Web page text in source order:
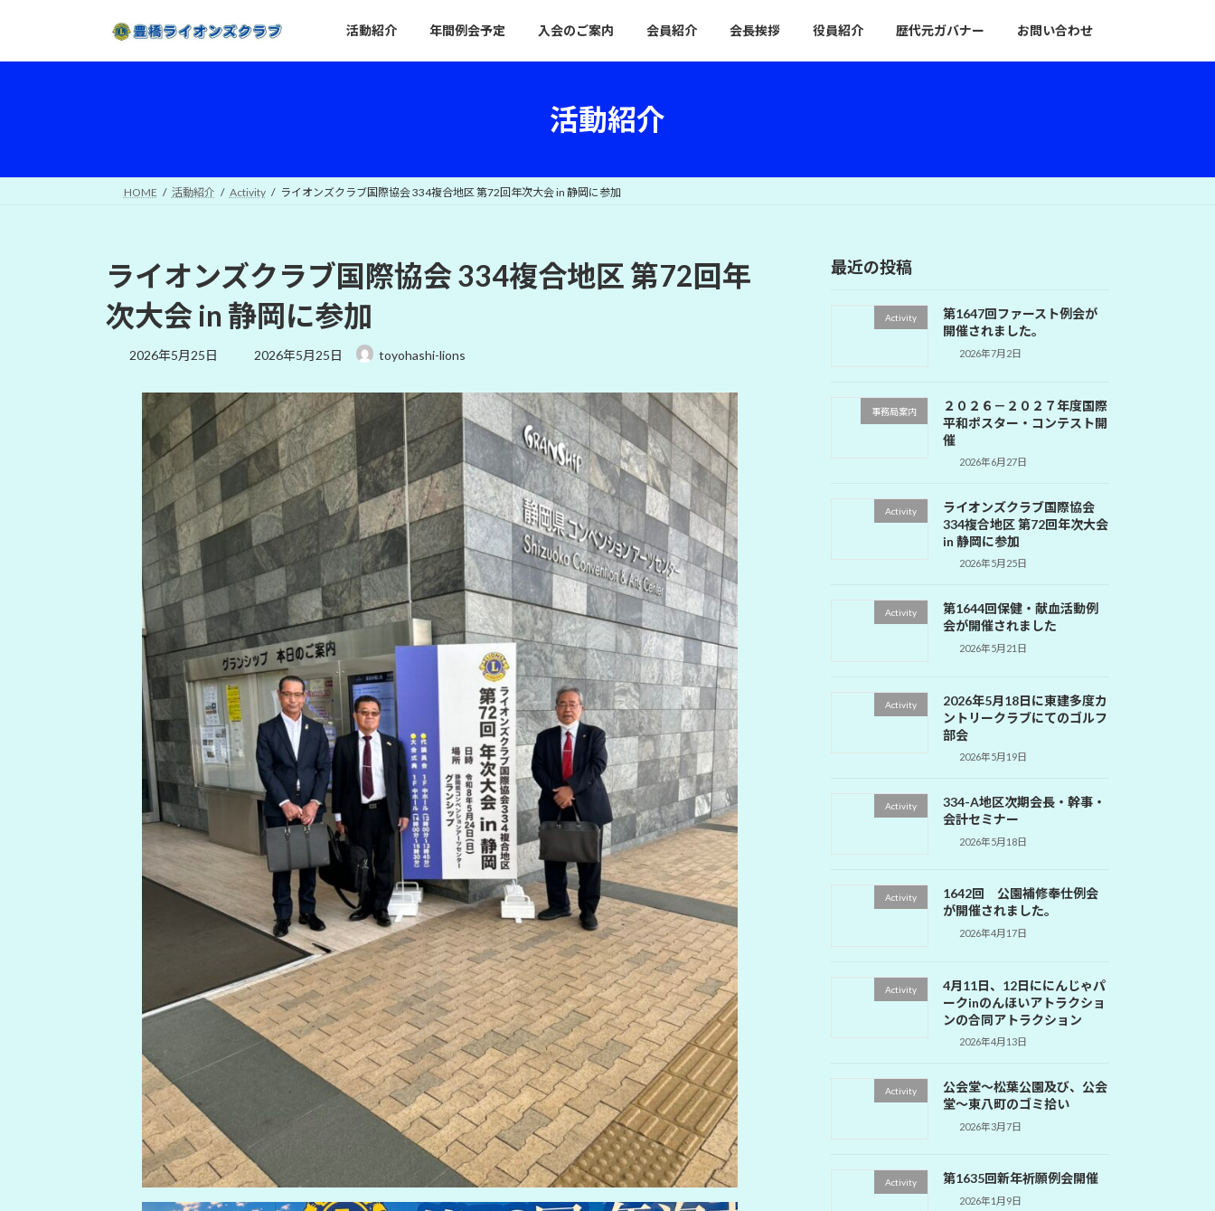
活動紹介 年間例会予定 入会のご案内 会員紹介 会長挨拶 役員紹介 歴代元ガバナー お問い合わせ
活動紹介
HOME 活動紹介 Activity ライオンズクラブ国際協会 334複合地区 第72回年次大会 in 静岡に参加
ライオンズクラブ国際協会 334複合地区 第72回年
次大会 in 静岡に参加
2026年5月25日
最
日
時
:
2026年5月25日 toyohashi-lions
最近の投稿
Activity
第1647回ファースト例会が
開催されました。
2026年7月2日
事務局案内
２０２６－２０２７年度国際
平和ポスター・コンテスト開
催
2026年6月27日
Activity
ライオンズクラブ国際協会
334複合地区 第72回年次大会
in 静岡に参加
2026年5月25日
Activity
第1644回保健・献血活動例
会が開催されました
2026年5月21日
Activity
2026年5月18日に東建多度カ
ントリークラブにてのゴルフ
部会
2026年5月19日
Activity
334-A地区次期会長・幹事・
会計セミナー
2026年5月18日
Activity
1642回 公園補修奉仕例会
が開催されました。
2026年4月17日
Activity
4月11日、12日ににんじゃパ
ークinのんほいアトラクショ
ンの合同アトラクション
2026年4月13日
Activity
公会堂～松葉公園及び、公会
堂～東八町のゴミ拾い
2026年3月7日
Activity 第1635回新年祈願例会開催
2026年1月9日